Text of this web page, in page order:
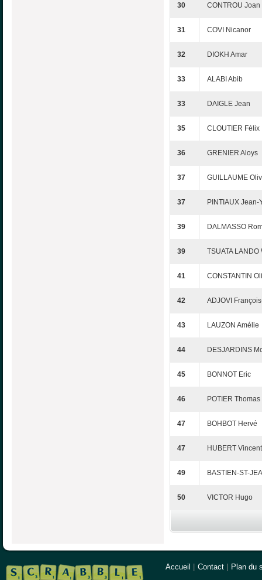
30 CONTROU Joan
31 COVI Nicanor
32 DIOKH Amar
33 ALABI Abib
33 DAIGLE Jean
35 CLOUTIER Félix
36 GRENIER Aloys
37 GUILLAUME
37 PINTIAUX Jean-
39 DALMASSO
39 TSUATA LANDO
41 CONSTANTIN
42 ADJOVI
43 LAUZON Amélie
44 DESJARDINS
45 BONNOT Eric
46 POTIER Thomas
47 BOHBOT Hervé
47 HUBERT Vincent
49 BASTIEN-ST-
50 VICTOR Hugo
Accueil Contact Plan du